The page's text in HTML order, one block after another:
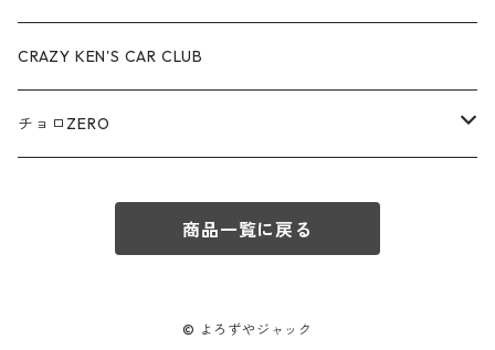
ロータス / LOTUS
三菱ふそう/ MITSUBISHI FUSO
赤箱 - 絶版（廃盤）トミカ No.110-119
TLV - No. LV-110-119
TLVN - No. LV-60-69
TLVN - No. LV-70-79
CRAZY KEN'S CAR CLUB
チョロZERO
チョロQZERO - No. Z-00-09
あぶない刑事
商品一覧に戻る
© よろずやジャック